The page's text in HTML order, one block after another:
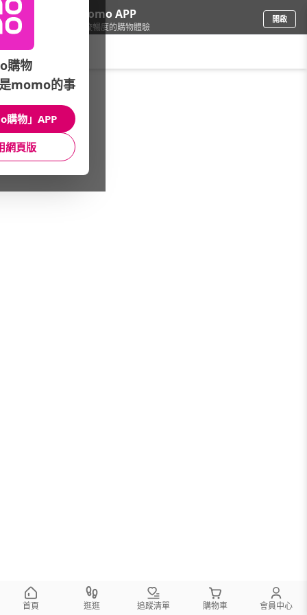
下載momo APP
給你3倍流暢度的購物體驗
開啟
本館精選商品
館長推薦 月銷量
首頁 逛逛 追蹤清單 購物車 會員中心
購物
momo的事
購物」APP
網頁版